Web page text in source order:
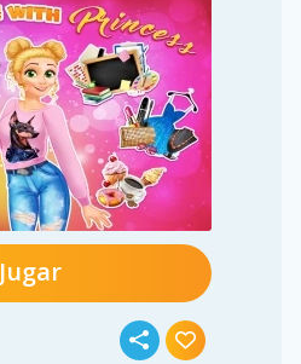
Jugar